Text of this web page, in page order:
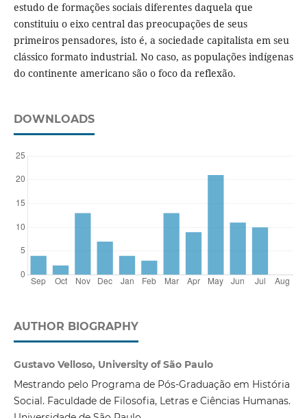
estudo de formações sociais diferentes daquela que
constituiu o eixo central das preocupações de seus
primeiros pensadores, isto é, a sociedade capitalista em seu
clássico formato industrial. No caso, as populações indígenas
do continente americano são o foco da reflexão.
DOWNLOADS
AUTHOR BIOGRAPHY
Gustavo Velloso, University of São Paulo
Mestrando pelo Programa de Pós-Graduação em História
Social. Faculdade de Filosofia, Letras e Ciências Humanas.